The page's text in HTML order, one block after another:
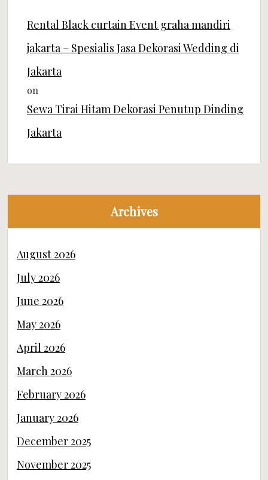
Rental Black curtain Event graha mandiri
jakarta – Spesialis Jasa Dekorasi Wedding di
Jakarta
on
Sewa Tirai Hitam Dekorasi Penutup Dinding
Jakarta
Archives
August 2026
July 2026
June 2026
May 2026
April 2026
March 2026
February 2026
January 2026
December 2025
November 2025